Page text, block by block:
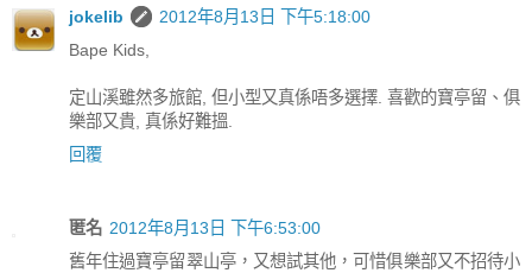
jokelib
2012年8月13日 下午5:18:00
Bape Kids,
定山溪雖然多旅館, 但小型又真係唔多選擇. 喜歡的寶亭留、俱
樂部又貴, 真係好難搵.
回覆
匿名 2012年8月13日 下午6:53:00
舊年住過寶亭留翠山亭，又想試其他，可惜俱樂部又不招待小